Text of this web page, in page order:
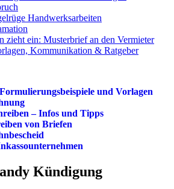
Handwerksarbeiten
zieht ein: Musterbrief an den Vermieter
Kommunikation & Ratgeber
und Vorlagen
– Infos und Tipps
von Briefen
Kündigung